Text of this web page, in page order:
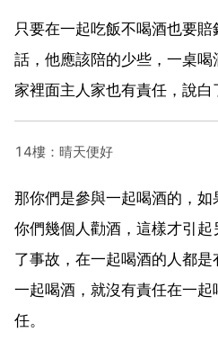
只要在一起吃飯不喝酒也要
話，他應該陪的少些，一桌
家裡面主人家也有責任，說白
14樓：晴天便好
那你們是參與一起喝酒的，
你們幾個人勸酒，這樣才引
了事故，在一起喝酒的人都
一起喝酒，就沒有責任在一
任。